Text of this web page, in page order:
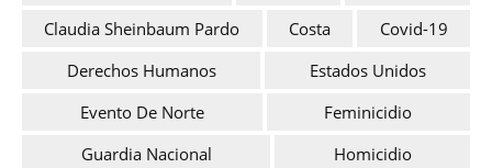
Claudia Sheinbaum Pardo
Costa
Covid-19
Derechos Humanos
Estados Unidos
Evento De Norte
Feminicidio
Guardia Nacional
Homicidio